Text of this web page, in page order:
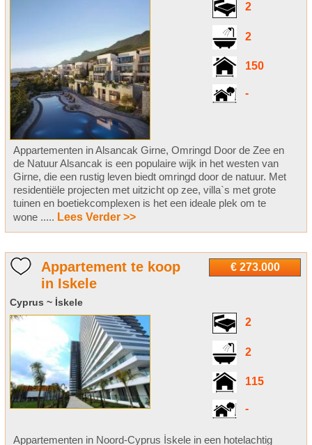
2
2
150
-
Appartementen in Alsancak Girne, Omringd Door de Zee en
de Natuur Alsancak is een populaire wijk in het westen van
Girne, die een rustig leven biedt omringd door de natuur. Met
residentiële projecten met uitzicht op zee, villa`s met grote
tuinen en boetiekcomplexen is het een ideale plek om te
wone ..... Lees Verder >>
€ 273.000
Appartement te koop
in Iskele
Cyprus ~ İskele
2
2
115
-
Appartementen in Noord-Cyprus İskele in een hotelachtig